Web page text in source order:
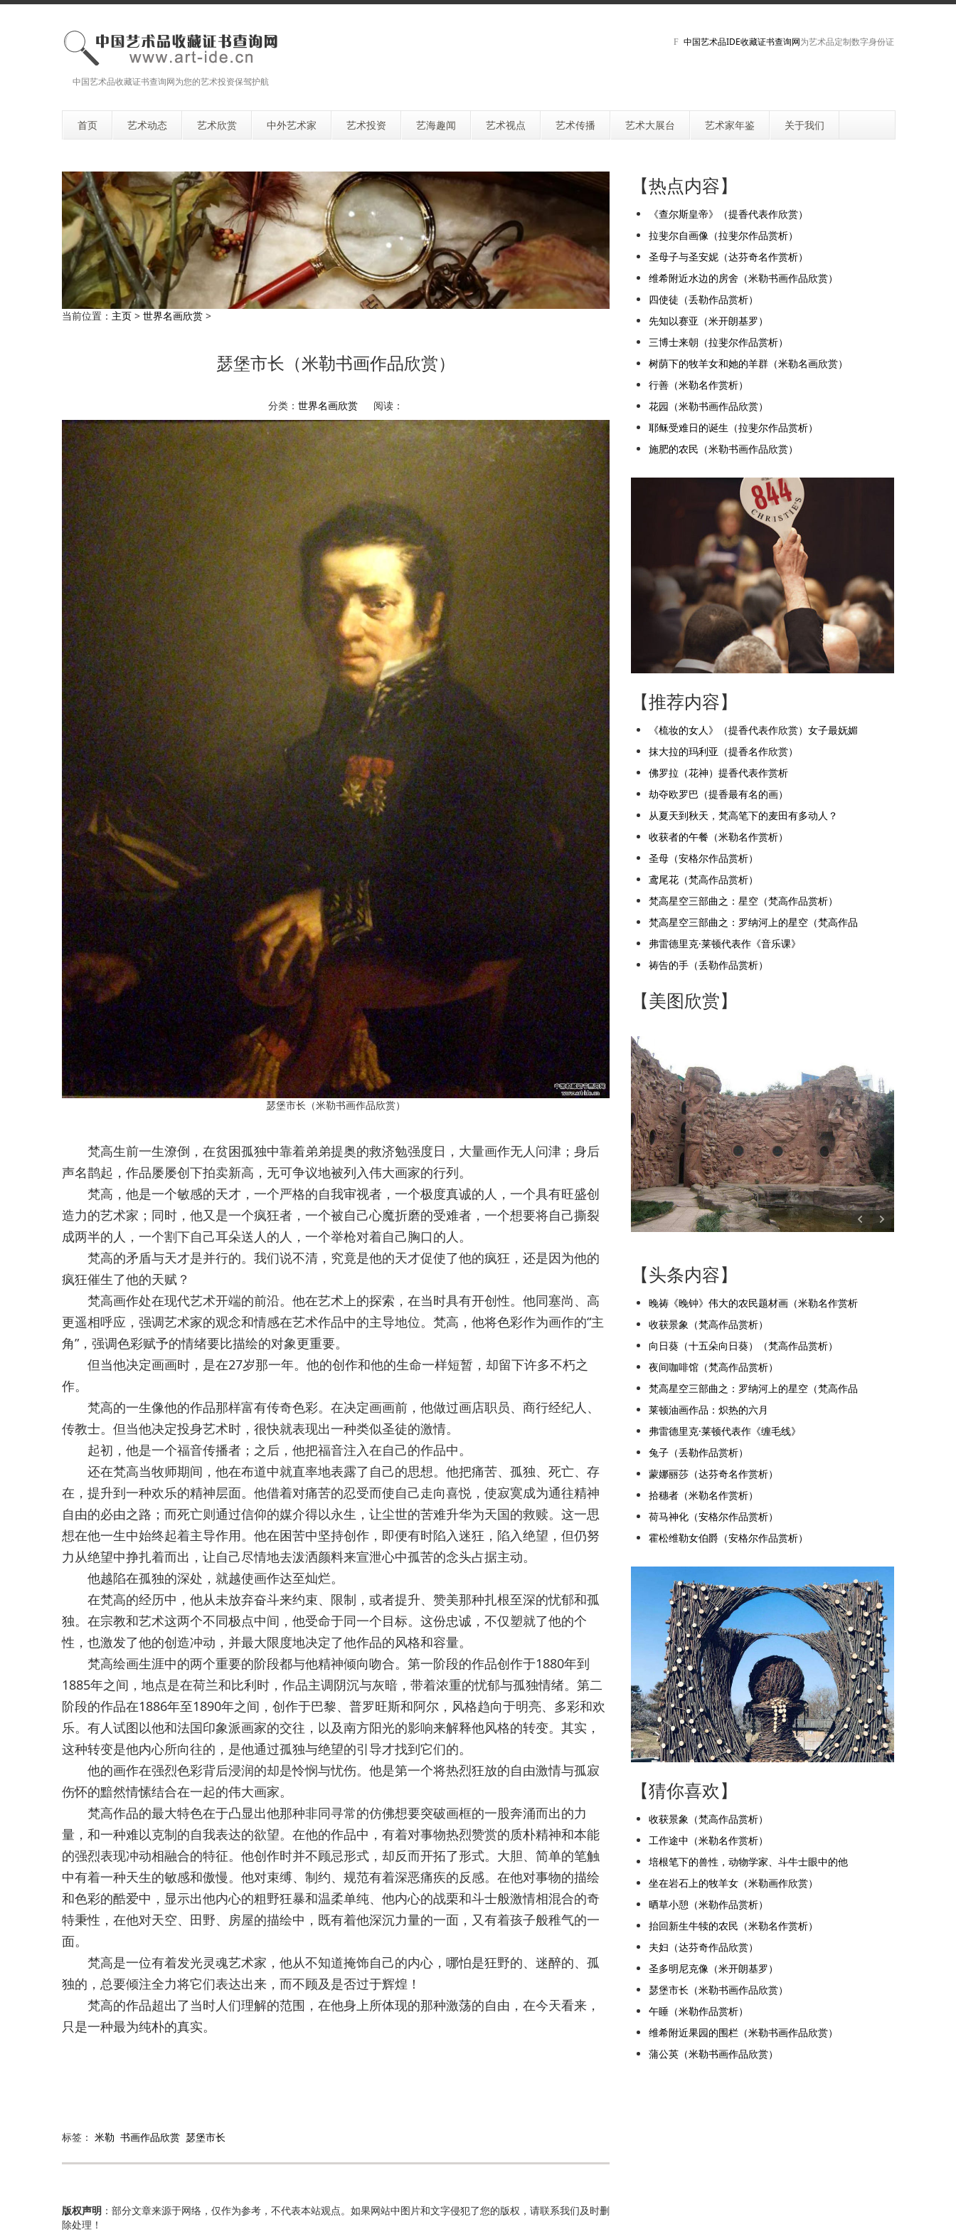
中国艺术品收藏证书查询网为您的艺术投资保驾护航
中国艺术品IDE收藏证书查询网为艺术品定制数字身份证
首页 艺术动态 艺术欣赏 中外艺术家 艺术投资 艺海趣闻 艺术视点 艺术传播 艺术大展台 艺术家年鉴 关于我们
当前位置： 主页 > 世界名画欣赏 >
瑟堡市长（米勒书画作品欣赏）
分类： 世界名画欣赏 阅读：
瑟堡市长（米勒书画作品欣赏）
梵高生前一生潦倒，在贫困孤独中靠着弟弟提奥的救济勉强度日，大量画作无人问津；身后
声名鹊起，作品屡屡创下拍卖新高，无可争议地被列入伟大画家的行列。
梵高，他是一个敏感的天才，一个严格的自我审视者，一个极度真诚的人，一个具有旺盛创
造力的艺术家；同时，他又是一个疯狂者，一个被自己心魔折磨的受难者，一个想要将自己撕裂
成两半的人，一个割下自己耳朵送人的人，一个举枪对着自己胸口的人。
梵高的矛盾与天才是并行的。我们说不清，究竟是他的天才促使了他的疯狂，还是因为他的
疯狂催生了他的天赋？
梵高画作处在现代艺术开端的前沿。他在艺术上的探索，在当时具有开创性。他同塞尚、高
更遥相呼应，强调艺术家的观念和情感在艺术作品中的主导地位。梵高，他将色彩作为画作的“主
角”，强调色彩赋予的情绪要比描绘的对象更重要。
但当他决定画画时，是在27岁那一年。他的创作和他的生命一样短暂，却留下许多不朽之
作。
梵高的一生像他的作品那样富有传奇色彩。在决定画画前，他做过画店职员、商行经纪人、
传教士。但当他决定投身艺术时，很快就表现出一种类似圣徒的激情。
起初，他是一个福音传播者；之后，他把福音注入在自己的作品中。
还在梵高当牧师期间，他在布道中就直率地表露了自己的思想。他把痛苦、孤独、死亡、存
在，提升到一种欢乐的精神层面。他借着对痛苦的忍受而使自己走向喜悦，使寂寞成为通往精神
自由的必由之路；而死亡则通过信仰的媒介得以永生，让尘世的苦难升华为天国的救赎。这一思
想在他一生中始终起着主导作用。他在困苦中坚持创作，即便有时陷入迷狂，陷入绝望，但仍努
力从绝望中挣扎着而出，让自己尽情地去泼洒颜料来宣泄心中孤苦的念头占据主动。
他越陷在孤独的深处，就越使画作达至灿烂。
在梵高的经历中，他从未放弃奋斗来约束、限制，或者提升、赞美那种扎根至深的忧郁和孤
独。在宗教和艺术这两个不同极点中间，他受命于同一个目标。这份忠诚，不仅塑就了他的个
性，也激发了他的创造冲动，并最大限度地决定了他作品的风格和容量。
梵高绘画生涯中的两个重要的阶段都与他精神倾向吻合。第一阶段的作品创作于1880年到
1885年之间，地点是在荷兰和比利时，作品主调阴沉与灰暗，带着浓重的忧郁与孤独情绪。第二
阶段的作品在1886年至1890年之间，创作于巴黎、普罗旺斯和阿尔，风格趋向于明亮、多彩和欢
乐。有人试图以他和法国印象派画家的交往，以及南方阳光的影响来解释他风格的转变。其实，
这种转变是他内心所向往的，是他通过孤独与绝望的引导才找到它们的。
他的画作在强烈色彩背后浸润的却是怜悯与忧伤。他是第一个将热烈狂放的自由激情与孤寂
伤怀的黯然情愫结合在一起的伟大画家。
梵高作品的最大特色在于凸显出他那种非同寻常的仿佛想要突破画框的一股奔涌而出的力
量，和一种难以克制的自我表达的欲望。在他的作品中，有着对事物热烈赞赏的质朴精神和本能
的强烈表现冲动相融合的特征。他创作时并不顾忌形式，却反而开拓了形式。大胆、简单的笔触
中有着一种天生的敏感和傲慢。他对束缚、制约、规范有着深恶痛疾的反感。在他对事物的描绘
和色彩的酷爱中，显示出他内心的粗野狂暴和温柔单纯、他内心的战栗和斗士般激情相混合的奇
特秉性，在他对天空、田野、房屋的描绘中，既有着他深沉力量的一面，又有着孩子般稚气的一
面。
梵高是一位有着发光灵魂艺术家，他从不知道掩饰自己的内心，哪怕是狂野的、迷醉的、孤
独的，总要倾注全力将它们表达出来，而不顾及是否过于辉煌！
梵高的作品超出了当时人们理解的范围，在他身上所体现的那种激荡的自由，在今天看来，
只是一种最为纯朴的真实。
标签： 米勒 书画作品欣赏 瑟堡市长
版权声明 ：部分文章来源于网络，仅作为参考，不代表本站观点。如果网站中图片和文字侵犯了您的版权，请联系我们及时删
除处理！
【热点内容】
《查尔斯皇帝》（提香代表作欣赏）
拉斐尔自画像（拉斐尔作品赏析）
圣母子与圣安妮（达芬奇名作赏析）
维希附近水边的房舍（米勒书画作品欣赏）
四使徒（丢勒作品赏析）
先知以赛亚（米开朗基罗）
三博士来朝（拉斐尔作品赏析）
树荫下的牧羊女和她的羊群（米勒名画欣赏）
行善（米勒名作赏析）
花园（米勒书画作品欣赏）
耶稣受难日的诞生（拉斐尔作品赏析）
施肥的农民（米勒书画作品欣赏）
【推荐内容】
《梳妆的女人》（提香代表作欣赏）女子最妩媚
抹大拉的玛利亚（提香名作欣赏）
佛罗拉（花神）提香代表作赏析
劫夺欧罗巴（提香最有名的画）
从夏天到秋天，梵高笔下的麦田有多动人？
收获者的午餐（米勒名作赏析）
圣母（安格尔作品赏析）
鸢尾花（梵高作品赏析）
梵高星空三部曲之：星空（梵高作品赏析）
梵高星空三部曲之：罗纳河上的星空（梵高作品
弗雷德里克·莱顿代表作《音乐课》
祷告的手（丢勒作品赏析）
【美图欣赏】
【头条内容】
晚祷《晚钟》伟大的农民题材画（米勒名作赏析
收获景象（梵高作品赏析）
向日葵（十五朵向日葵）（梵高作品赏析）
夜间咖啡馆（梵高作品赏析）
梵高星空三部曲之：罗纳河上的星空（梵高作品
莱顿油画作品：炽热的六月
弗雷德里克·莱顿代表作《缠毛线》
兔子（丢勒作品赏析）
蒙娜丽莎（达芬奇名作赏析）
拾穗者（米勒名作赏析）
荷马神化（安格尔作品赏析）
霍松维勒女伯爵（安格尔作品赏析）
【猜你喜欢】
收获景象（梵高作品赏析）
工作途中（米勒名作赏析）
培根笔下的兽性，动物学家、斗牛士眼中的他
坐在岩石上的牧羊女（米勒画作欣赏）
晒草小憩（米勒作品赏析）
抬回新生牛犊的农民（米勒名作赏析）
夫妇（达芬奇作品欣赏）
圣多明尼克像（米开朗基罗）
瑟堡市长（米勒书画作品欣赏）
午睡（米勒作品赏析）
维希附近果园的围栏（米勒书画作品欣赏）
蒲公英（米勒书画作品欣赏）